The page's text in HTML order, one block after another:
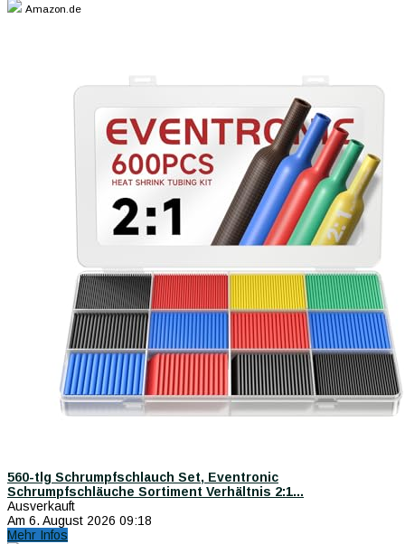
Amazon.de
560-tlg Schrumpfschlauch Set, Eventronic
Schrumpfschläuche Sortiment Verhältnis 2:1...
Ausverkauft
Am 6. August 2026 09:18
Mehr Infos